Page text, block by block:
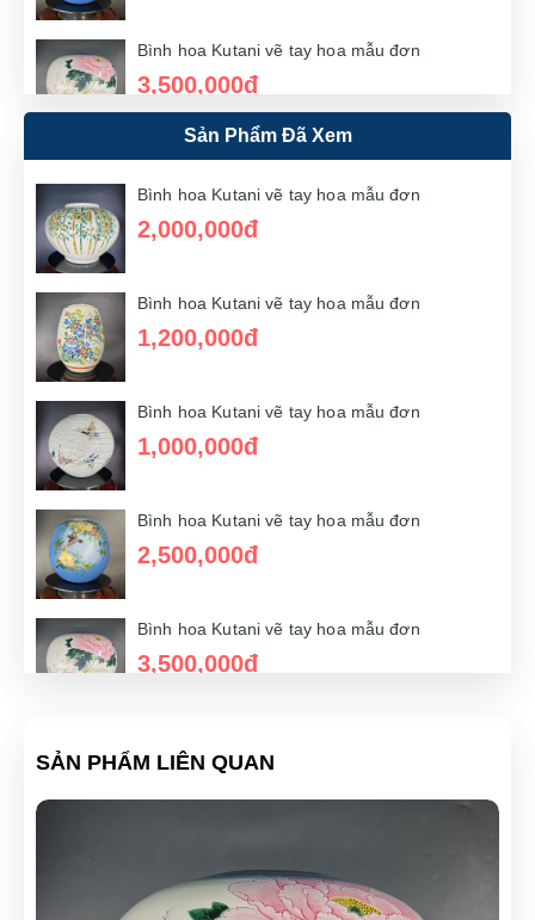
Bình hoa Kutani vẽ tay hoa mẫu đơn
3,500,000đ
Bình hoa Kutani vẽ tay hoa mẫu đơn
1,500,000đ
3,000,000đ
2,500,000đ
1,500,000đ
2,500,000đ
Sản Phẩm Đã Xem
Bình hoa Kutani vẽ tay hoa mẫu đơn
2,000,000đ
Bình hoa Kutani vẽ tay hoa mẫu đơn
1,200,000đ
Bình hoa Kutani vẽ tay hoa mẫu đơn
1,000,000đ
Bình hoa Kutani vẽ tay hoa mẫu đơn
2,500,000đ
Bình hoa Kutani vẽ tay hoa mẫu đơn
3,500,000đ
1,500,000đ
3,000,000đ
SẢN PHẨM LIÊN QUAN